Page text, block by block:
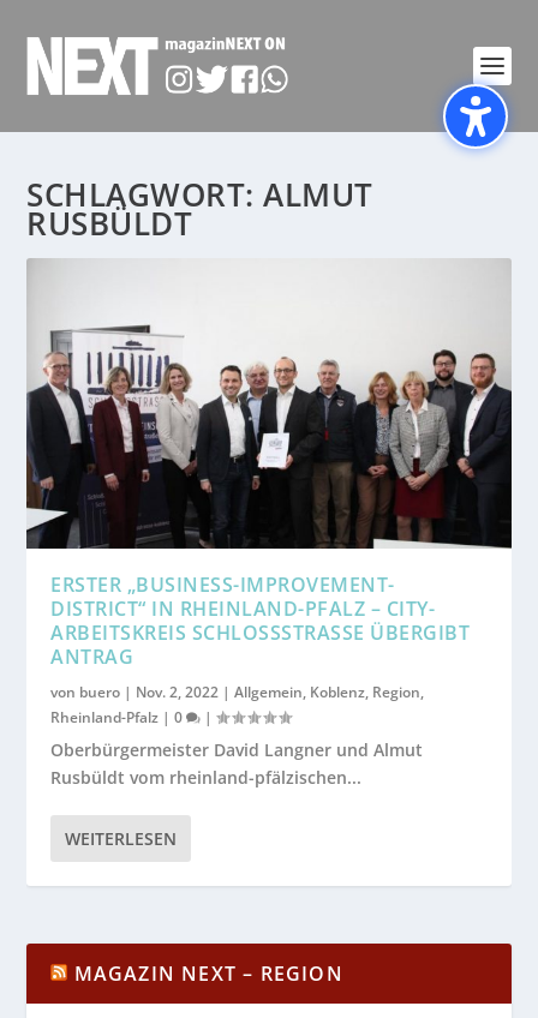
SCHLAGWORT:ALMUT
RUSBÜLDT
ERSTER „BUSINESS-IMPROVEMENT-
DISTRICT“ IN RHEINLAND-PFALZ – CITY-
ARBEITSKREIS SCHLOSSSTRASSE ÜBERGIBT AN
TRAG
von buero | Nov. 2, 2022 |Allgemein, Koblenz, Region,
Rheinland-Pfalz |0 |
Oberbürgermeister David Langner und Almut
Rusbüldt vom rheinland-pfälzischen...
WEITERLESEN
MAGAZIN NEXT – REGION